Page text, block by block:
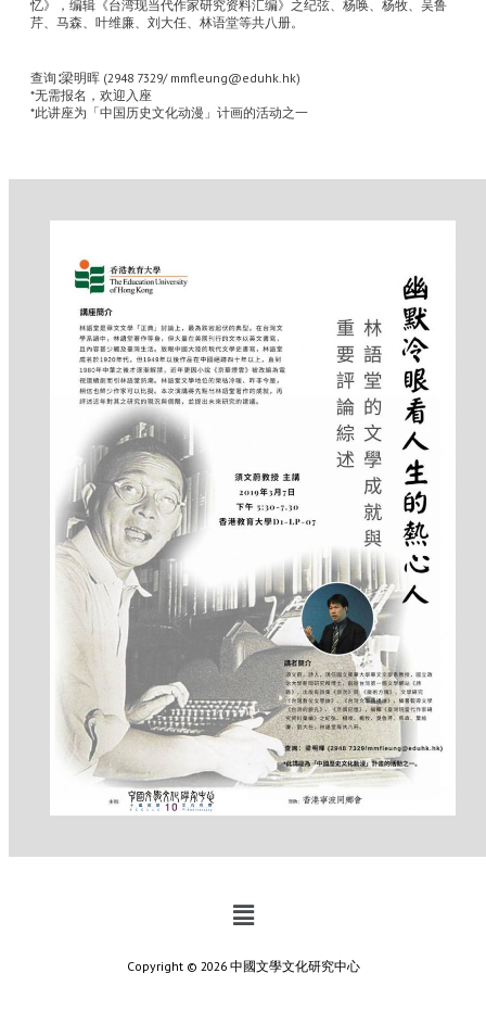
忆》，编辑《台湾现当代作家研究资料汇编》之纪弦、杨唤、杨牧、吴鲁
芹、马森、叶维廉、刘大任、林语堂等共八册。
查询∶梁明晖 (2948 7329/ mmfleung@eduhk.hk)
*无需报名，欢迎入座
*此讲座为「中国历史文化动漫」计画的活动之一
Copyright © 2026 中國文學文化研究中心